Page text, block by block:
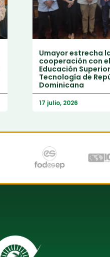
Umayor estrecha
cooperación con
Educación
Tecnología de
Dominicana
17 julio, 2026